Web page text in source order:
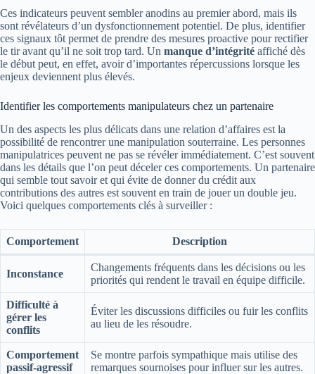
Ces indicateurs peuvent sembler anodins au premier abord, mais ils
sont révélateurs d’un dysfonctionnement potentiel. De plus, identifier
ces signaux tôt permet de prendre des mesures proactive pour rectifier
le tir avant qu’il ne soit trop tard. Un manque d’intégrité affiché dès
le début peut, en effet, avoir d’importantes répercussions lorsque les
enjeux deviennent plus élevés.
Identifier les comportements manipulateurs chez un partenaire
Un des aspects les plus délicats dans une relation d’affaires est la
possibilité de rencontrer une manipulation souterraine. Les personnes
manipulatrices peuvent ne pas se révéler immédiatement. C’est souvent
dans les détails que l’on peut déceler ces comportements. Un partenaire
qui semble tout savoir et qui évite de donner du crédit aux
contributions des autres est souvent en train de jouer un double jeu.
Voici quelques comportements clés à surveiller :
Comportement Description
Inconstance
Changements fréquents dans les décisions ou les
priorités qui rendent le travail en équipe difficile.
Difficulté à
gérer les
conflits
Éviter les discussions difficiles ou fuir les conflits
au lieu de les résoudre.
Comportement
passif-agressif
Se montre parfois sympathique mais utilise des
remarques sournoises pour influer sur les autres.